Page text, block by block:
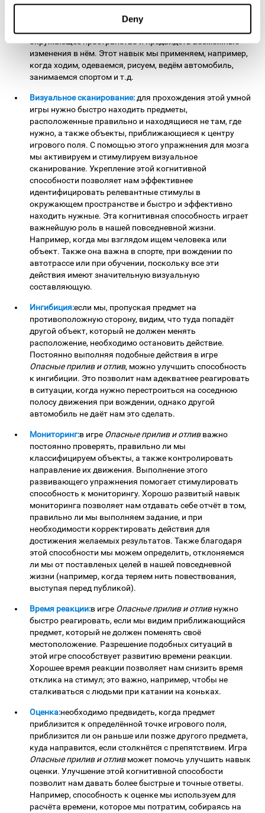
Deny
восприятия. Улучшение этого когнитивного навыка
очень важно для нашей повседневной жизни, поскольку
окружающее пространство и предвидеть возможные
изменения в нём. Этот навык мы применяем, например,
когда ходим, одеваемся, рисуем, ведём автомобиль,
занимаемся спортом и т.д.
Визуальное сканирование:для прохождения этой умной
игры нужно быстро находить предметы,
расположенные правильно и находящиеся не там, где
нужно, а также объекты, приближающиеся к центру
игрового поля. С помощью этого упражнения для мозга
мы активируем и стимулируем визуальное
сканирование. Укрепление этой когнитивной
способности позволяет нам эффективнее
идентифицировать релевантные стимулы в
окружающем пространстве и быстро и эффективно
находить нужные. Эта когнитивная способность играет
важнейшую роль в нашей повседневной жизни.
Например, когда мы взглядом ищем человека или
объект. Также она важна в спорте, при вождении по
автотрассе или при обучении, поскольку все эти
действия имеют значительную визуальную
составляющую.
Ингибиция:если мы, пропуская предмет на
противоположную сторону, видим, что туда попадёт
другой объект, который не должен менять
расположение, необходимо остановить действие.
Постоянно выполняя подобные действия в игре
Опасные прилив и отлив, можно улучшить способность
к ингибиции. Это позволит нам адекватнее реагировать
в ситуации, когда нужно перестроиться на соседнюю
полосу движения при вождении, однако другой
автомобиль не даёт нам это сделать.
Мониторинг:в игре Опасные прилив и отливважно
постоянно проверять, правильно ли мы
классифицируем объекты, а также контролировать
направление их движения. Выполнение этого
развивающего упражнения помогает стимулировать
способность к мониторингу. Хорошо развитый навык
мониторинга позволяет нам отдавать себе отчёт в том,
правильно ли мы выполняем задание, и при
необходимости корректировать действия для
достижения желаемых результатов. Также благодаря
этой способности мы можем определить, отклоняемся
ли мы от поставленых целей в нашей повседневной
жизни (например, когда теряем нить повествования,
выступая перед публикой).
Время реакции:в игре Опасные прилив и отливнужно
быстро реагировать, если мы видим приближающийся
предмет, который не должен поменять своё
местоположение. Разрешение подобных ситуаций в
этой игре способствует развитию времени реакции.
Хорошее время реакции позволяет нам снизить время
отклика на стимул; это важно, например, чтобы не
сталкиваться с людьми при катании на коньках.
Оценка:необходимо предвидеть, когда предмет
приблизится к определённой точке игрового поля,
приблизится ли он раньше или позже другого предмета,
куда направится, если столкнётся с препятствием. Игра
Опасные прилив и отливможет помочь улучшить навык
оценки. Улучшение этой когнитивной способости
позволит нам давать более быстрые и точные ответы.
Например, способность к оценке мы используем для
расчёта времени, которое мы потратим, собираясь на